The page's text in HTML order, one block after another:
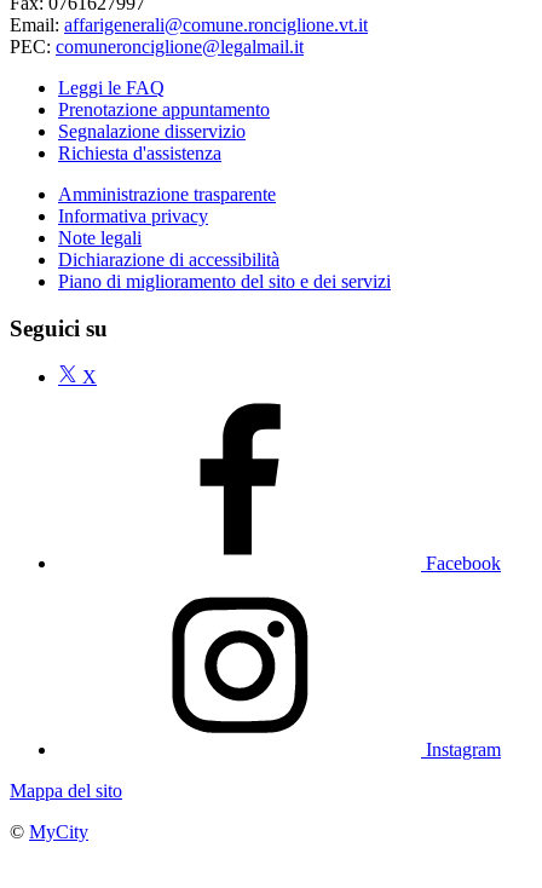
Email: affarigenerali@comune.ronciglione.vt.it
PEC: comuneronciglione@legalmail.it
Leggi le FAQ
Prenotazione appuntamento
Segnalazione disservizio
Richiesta d'assistenza
Amministrazione trasparente
Informativa privacy
Note legali
Dichiarazione di accessibilità
Piano di miglioramento del sito e dei servizi
Seguici su
X
Facebook
Instagram
Mappa del sito
© MyCity